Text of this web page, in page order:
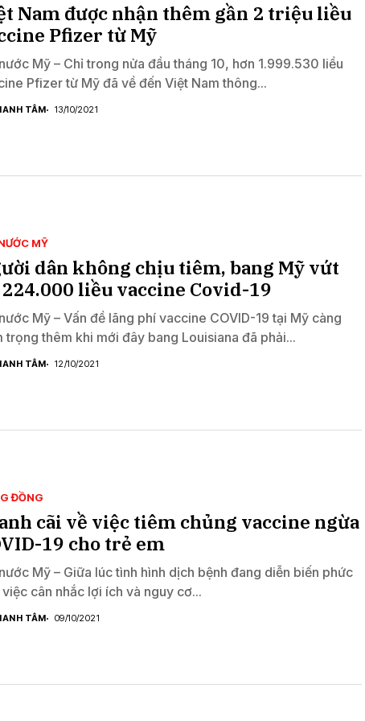
Nam được nhận thêm gần 2 triệu liều
Pfizer từ Mỹ
Mỹ – Chỉ trong nửa đầu tháng 10, hơn 1.999.530 liều
Pfizer từ Mỹ đã về đến Việt Nam thông...
TÂM 13/10/2021
MỸ
dân không chịu tiêm, bang Mỹ vứt
liều vaccine Covid-19
Mỹ – Vấn đề lãng phí vaccine COVID-19 tại Mỹ càng
trọng thêm khi mới đây bang Louisiana đã phải...
TÂM 12/10/2021
ĐỒNG
cãi về việc tiêm chủng vaccine ngừa
19 cho trẻ em
Mỹ – Giữa lúc tình hình dịch bệnh đang diễn biến phức
cân nhắc lợi ích và nguy cơ...
TÂM 09/10/2021